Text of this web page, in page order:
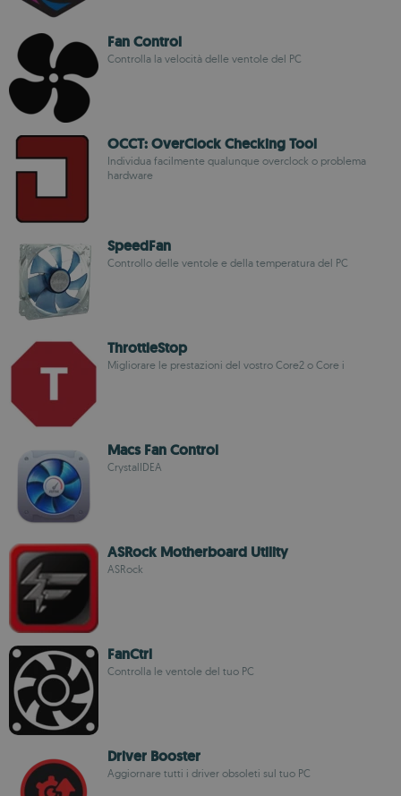
Fan Control
Controlla la velocità delle ventole del PC
OCCT: OverClock Checking Tool
Individua facilmente qualunque overclock o problema
hardware
SpeedFan
Controllo delle ventole e della temperatura del PC
ThrottleStop
Migliorare le prestazioni del vostro Core2 o Core i
Macs Fan Control
CrystalIDEA
ASRock Motherboard Utility
ASRock
FanCtrl
Controlla le ventole del tuo PC
Driver Booster
Aggiornare tutti i driver obsoleti sul tuo PC